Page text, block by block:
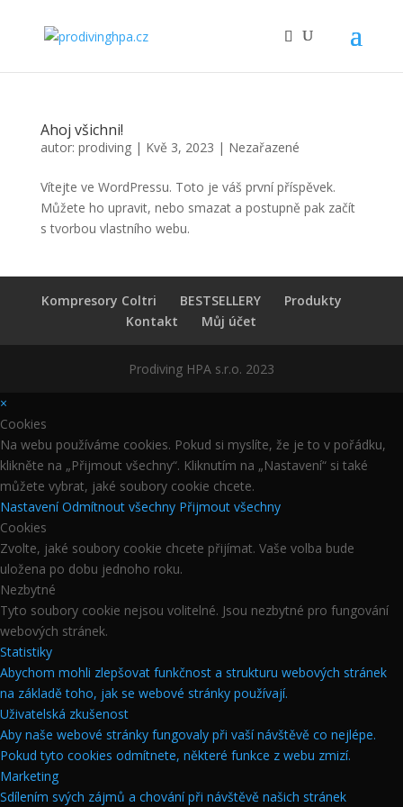
Ahoj všichni!
autor: prodiving| Kvě 3, 2023 | Nezařazené
Vítejte ve WordPressu. Toto je váš první příspěvek.
Můžete ho upravit, nebo smazat a postupně pak začít
s tvorbou vlastního webu.
Kompresory Coltri BESTSELLERY
Produkty
Kontakt
Můj účet
Prodiving HPA s.r.o. 2023
×
Cookies
Na webu používáme cookies. Pokud si myslíte, že je to v pořádku,
klikněte na „Přijmout všechny“. Kliknutím na „Nastavení“ si také
můžete vybrat, jaké soubory cookie chcete.
NastaveníOdmítnout všechny Přijmout všechny
Cookies
Zvolte, jaké soubory cookie chcete přijímat. Vaše volba bude
uložena po dobu jednoho roku.
Nezbytné
Tyto soubory cookie nejsou volitelné. Jsou nezbytné pro fungování
webových stránek.
Statistiky
Abychom mohli zlepšovat funkčnost a strukturu webových stránek
na základě toho, jak se webové stránky používají.
Uživatelská zkušenost
Aby naše webové stránky fungovaly při vaší návštěvě co nejlépe.
Pokud tyto cookies odmítnete, některé funkce z webu zmizí.
Marketing
Sdílením svých zájmů a chování při návštěvě našich stránek